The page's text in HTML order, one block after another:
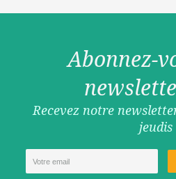
Abonnez-
Recevez notre
jeudis